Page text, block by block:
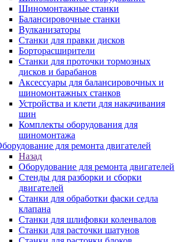
Шиномонтажные станки
Балансировочные станки
Вулканизаторы
Станки для правки дисков
Борторасширители
Станки для проточки тормозных
дисков и барабанов
Аксессуары для балансировочных и
шиномонтажных станков
Устройства и клети для накачивания
шин
Комплекты оборудования для
шиномонтажа
для ремонта двигателей
Назад
Оборудование для ремонта двигателей
Стенды для разборки и сборки
двигателей
Станки для обработки фаски седла
клапана
Станки для шлифовки коленвалов
Станки для расточки шатунов